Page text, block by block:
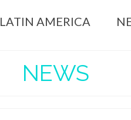
LATIN AMERICA
NEWS